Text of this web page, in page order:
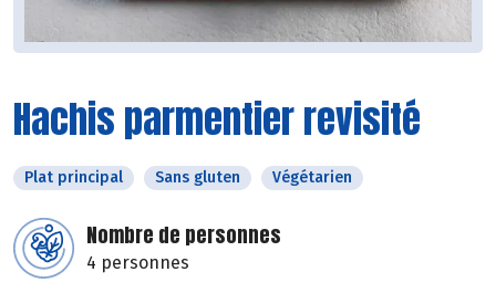
Hachis parmentier revisité
Plat principal Sans gluten Végétarien
Nombre de personnes
4 personnes